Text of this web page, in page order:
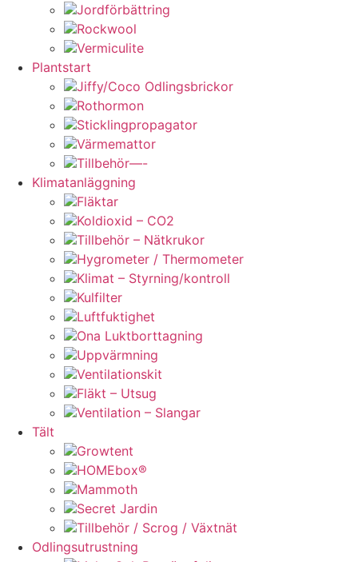
Jordförbättring
Rockwool
Vermiculite
Plantstart
Jiffy/Coco Odlingsbrickor
Rothormon
Sticklingpropagator
Värmemattor
Tillbehör—-
Klimatanläggning
Fläktar
Koldioxid – CO2
Tillbehör – Nätkrukor
Hygrometer / Thermometer
Klimat – Styrning/kontroll
Kulfilter
Luftfuktighet
Ona Luktborttagning
Uppvärmning
Ventilationskit
Fläkt – Utsug
Ventilation – Slangar
Tält
Growtent
HOMEbox®
Mammoth
Secret Jardin
Tillbehör / Scrog / Växtnät
Odlingsutrustning